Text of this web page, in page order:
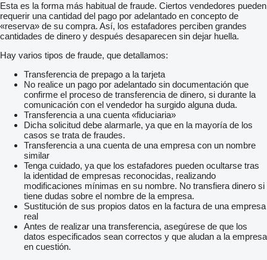
Esta es la forma más habitual de fraude. Ciertos vendedores pueden
requerir una cantidad del pago por adelantado en concepto de
«reserva» de su compra. Así, los estafadores perciben grandes
cantidades de dinero y después desaparecen sin dejar huella.
Hay varios tipos de fraude, que detallamos:
Transferencia de prepago a la tarjeta
No realice un pago por adelantado sin documentación que
confirme el proceso de transferencia de dinero, si durante la
comunicación con el vendedor ha surgido alguna duda.
Transferencia a una cuenta «fiduciaria»
Dicha solicitud debe alarmarle, ya que en la mayoría de los
casos se trata de fraudes.
Transferencia a una cuenta de una empresa con un nombre
similar
Tenga cuidado, ya que los estafadores pueden ocultarse tras
la identidad de empresas reconocidas, realizando
modificaciones mínimas en su nombre. No transfiera dinero si
tiene dudas sobre el nombre de la empresa.
Sustitución de sus propios datos en la factura de una empresa
real
Antes de realizar una transferencia, asegúrese de que los
datos especificados sean correctos y que aludan a la empresa
en cuestión.